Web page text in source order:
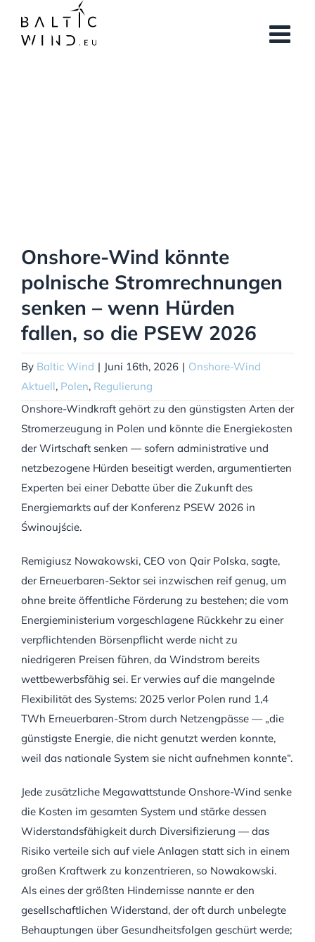
content
Onshore-Wind könnte
polnische Stromrechnungen
senken – wenn Hürden
fallen, so die PSEW 2026
By Baltic Wind | Juni 16th, 2026 | Onshore-Wind
Aktuell, Polen, Regulierung
Onshore-Windkraft gehört zu den günstigsten Arten der
Stromerzeugung in Polen und könnte die Energiekosten
der Wirtschaft senken — sofern administrative und
netzbezogene Hürden beseitigt werden, argumentierten
Experten bei einer Debatte über die Zukunft des
Energiemarkts auf der Konferenz PSEW 2026 in
Świnoujście.
Remigiusz Nowakowski, CEO von Qair Polska, sagte,
der Erneuerbaren-Sektor sei inzwischen reif genug, um
ohne breite öffentliche Förderung zu bestehen; die vom
Energieministerium vorgeschlagene Rückkehr zu einer
verpflichtenden Börsenpflicht werde nicht zu
niedrigeren Preisen führen, da Windstrom bereits
wettbewerbsfähig sei. Er verwies auf die mangelnde
Flexibilität des Systems: 2025 verlor Polen rund 1,4
TWh Erneuerbaren-Strom durch Netzengpässe — „die
günstigste Energie, die nicht genutzt werden konnte,
weil das nationale System sie nicht aufnehmen konnte“.
Jede zusätzliche Megawattstunde Onshore-Wind senke
die Kosten im gesamten System und stärke dessen
Widerstandsfähigkeit durch Diversifizierung — das
Risiko verteile sich auf viele Anlagen statt sich in einem
großen Kraftwerk zu konzentrieren, so Nowakowski.
Als eines der größten Hindernisse nannte er den
gesellschaftlichen Widerstand, der oft durch unbelegte
Behauptungen über Gesundheitsfolgen geschürt werde;